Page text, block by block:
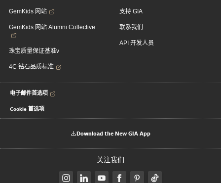
GemKids 网站
GemKids 网站 Alumni Collective
珠宝质量保证基准v
4C 钻石品质标准
支持 GIA
联系我们
API 开发人员
电子邮件首选项
Cookie 首选项
Download the New GIA App
关注我们